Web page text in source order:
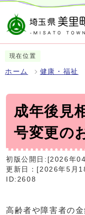
現在位置
ホーム 健康・福祉
成年後見
号変更の
初版公開日:[2026年
更新日：[2026年5月
ID:2608
高齢者や障害者の